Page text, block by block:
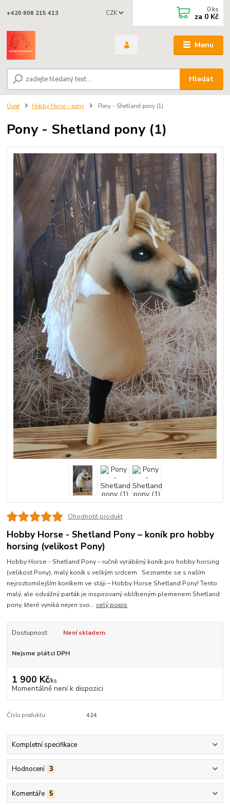
Menu
CZK
Hledat
+420 606 215 413 0 ks
za 0 Kč
Úvod Hobby Horse - pony Pony - Shetland pony (1)
Pony - Shetland pony (1)
Ohodnotit produkt
Hobby Horse - Shetland Pony – koník pro hobby
horsing (velikost Pony)
Hobby Horse - Shetland Pony – ručně vyráběný koník pro hobby horsing
(velikost Pony), malý koník s velkým srdcem Seznamte se s naším
nejroztomilejším koníkem ve stáji – Hobby Horse Shetland Pony! Tento
malý, ale odvážný parťák je inspirovaný oblíbeným plemenem Shetland
pony, které vyniká nejen svo... celý popis
Dostupnost Není skladem
Nejsme plátci DPH
1 900 Kč/ks
Momentálně není k dispozici
Číslo produktu: 424
Kompletní specifikace
Hodnocení 3
Komentáře 5